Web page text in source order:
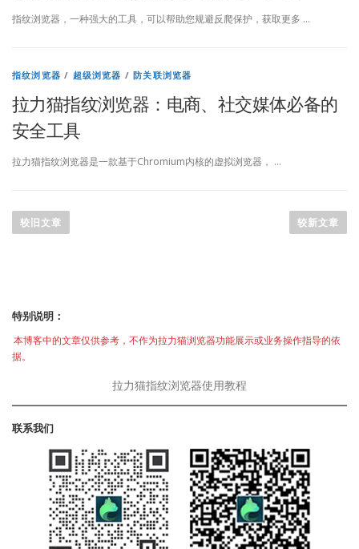
指纹浏览器，一种强大的工具，可以帮助您规避反爬保护，获取更多 …
指纹浏览器 / 超级浏览器 /防关联浏览器
拉力猫指纹浏览器：电商、社交媒体必备的
安全工具
拉力猫指纹浏览器是一款基于Chromium内核的虚拟浏览器， …
章
较旧文章 较新文章
特别说明：
本博客中的文章仅供参考，不作为拉力猫浏览器功能展示或业务操作指导的依
据。
拉力猫指纹浏览器使用教程
联系我们